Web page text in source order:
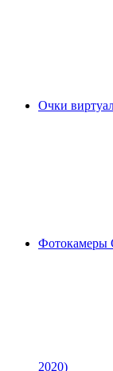
Очки
Фотокамеры
2020)